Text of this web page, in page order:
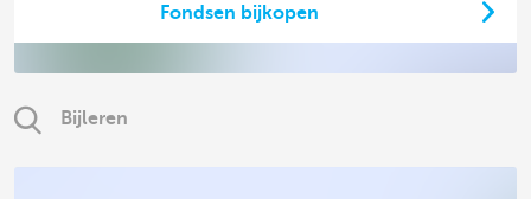
Fondsen bijkopen
Bijleren